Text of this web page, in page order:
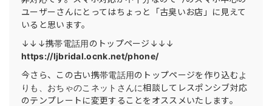
ユーザーさんにとってはちょっと「古臭いお店」に見えて
いると思います。
↓↓↓携帯電話用のトップページ↓↓↓
https://ljbridal.ocnk.net/phone/
今さら、この古い携帯電話用のトップページを作り込むよ
りも、おちゃのこネットさんに相談してレスポンシブ対応
のテンプレートに変更することをオススメいたします。